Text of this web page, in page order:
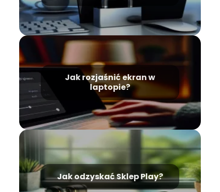
Jak rozjaśnić ekran w
laptopie?
Jak odzyskać Sklep Play?